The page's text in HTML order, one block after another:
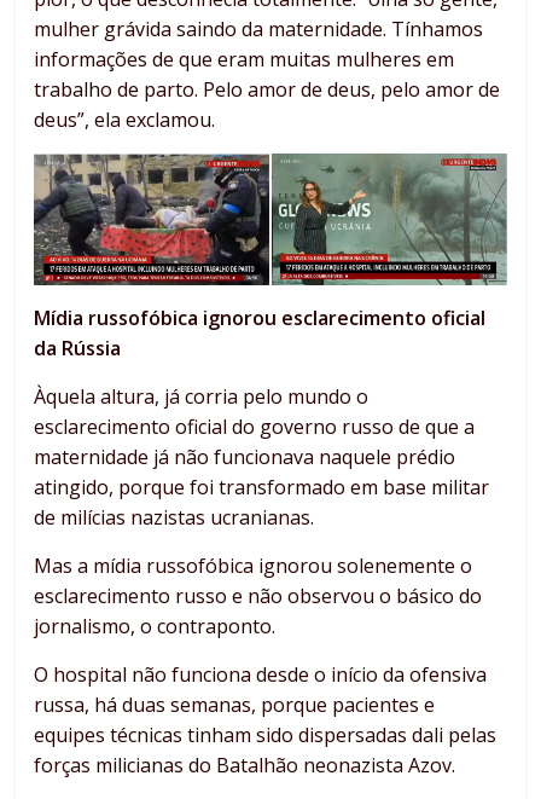
mulher grávida saindo da maternidade. Tínhamos
informações de que eram muitas mulheres em
trabalho de parto. Pelo amor de deus, pelo amor de
deus”, ela exclamou.
Mídia russofóbica ignorou esclarecimento oficial
da Rússia
Àquela altura, já corria pelo mundo o
esclarecimento oficial do governo russo de que a
maternidade já não funcionava naquele prédio
atingido, porque foi transformado em base militar
de milícias nazistas ucranianas.
Mas a mídia russofóbica ignorou solenemente o
esclarecimento russo e não observou o básico do
jornalismo, o contraponto.
O hospital não funciona desde o início da ofensiva
russa, há duas semanas, porque pacientes e
equipes técnicas tinham sido dispersadas dali pelas
forças milicianas do Batalhão neonazista Azov.